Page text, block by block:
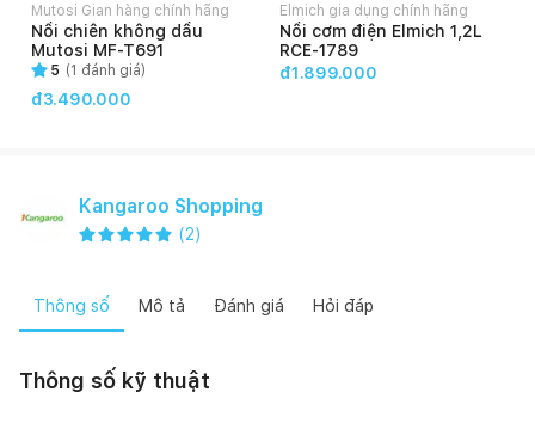
Mutosi Gian hàng chính hãng
Nồi chiên không dầu
Mutosi MF-T691
5 (1 đánh giá)
đ3.490.000
Elmich gia dụng chính hãng
Nồi cơm điện Elmich 1,2L
RCE-1789
đ1.899.000
Kangaroo Shopping
(2)
Thông số Mô tả Đánh giá Hỏi đáp
Thông số kỹ thuật